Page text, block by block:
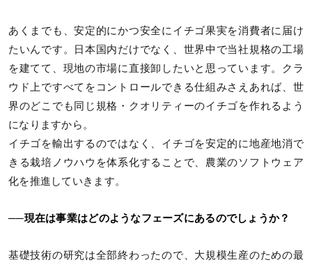
あくまでも、安定的にかつ安全にイチゴ果実を消費者に届け
たいんです。日本国内だけでなく、世界中で当社規格の工場
を建てて、現地の市場に直接卸したいと思っています。クラ
ウド上ですべてをコントロールできる仕組みさえあれば、世
界のどこでも同じ規格・クオリティーのイチゴを作れるよう
になりますから。
イチゴを輸出するのではなく、イチゴを安定的に地産地消で
きる栽培ノウハウを体系化することで、農業のソフトウェア
化を推進していきます。
──現在は事業はどのようなフェーズにあるのでしょうか？
基礎技術の研究は全部終わったので、大規模生産のための最